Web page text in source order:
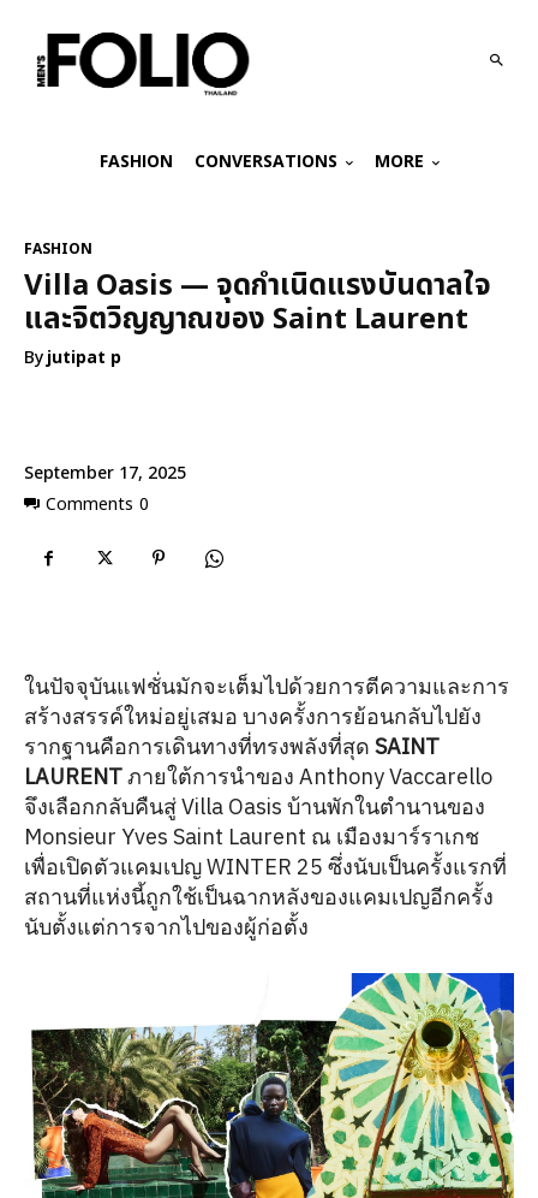
FASHION CONVERSATIONS MORE
September 17, 2025
Comments 0
FASHION
Villa Oasis — จุดกำเนิดแรงบันดาลใจ
และจิตวิญญาณของ Saint Laurent
Byjutipat p
ในปัจจุบันแฟชั่นมักจะเต็มไปด้วยการตีความและการ
สร้างสรรค์ใหม่อยู่เสมอ บางครั้งการย้อนกลับไปยัง
รากฐานคือการเดินทางที่ทรงพลังที่สุด SAINT
LAURENTภายใต้การนำของ Anthony Vaccarello
จึงเลือกกลับคืนสู่ Villa Oasis บ้านพักในตำนานของ
Monsieur Yves Saint Laurent ณ เมืองมาร์ราเกช
เพื่อเปิดตัวแคมเปญ WINTER 25 ซึ่งนับเป็นครั้งแรกที่
สถานที่แห่งนี้ถูกใช้เป็นฉากหลังของแคมเปญอีกครั้ง
นับตั้งแต่การจากไปของผู้ก่อตั้ง